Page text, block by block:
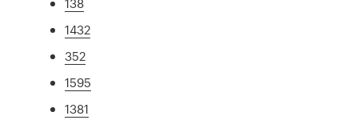
1432
352
1595
1381